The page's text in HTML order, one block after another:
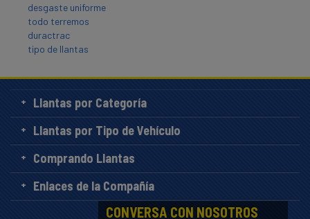
desgaste uniforme
todo terremos
duractrac
tipo de llantas
Llantas por Categoría
Llantas por Tipo de Vehículo
Comprando Llantas
Enlaces de la Compañía
CONVERSA CON NOSOTROS